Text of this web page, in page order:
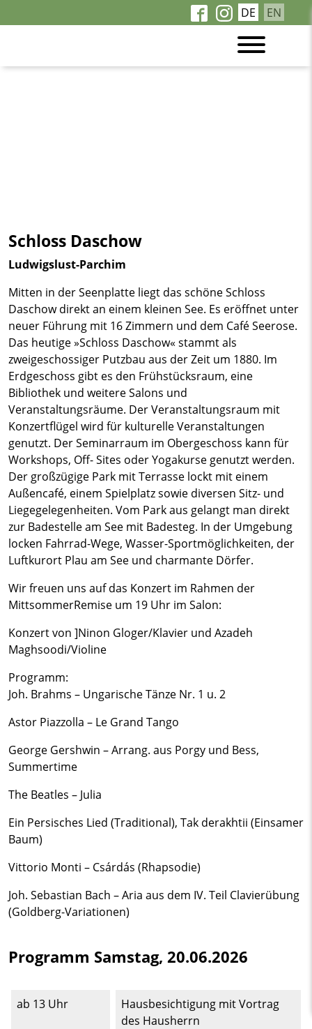
DE EN
Schloss Daschow
Ludwigslust-Parchim
Mitten in der Seenplatte liegt das schöne Schloss
Daschow direkt an einem kleinen See. Es eröffnet unter
neuer Führung mit 16 Zimmern und dem Café Seerose.
Das heutige »Schloss Daschow« stammt als
zweigeschossiger Putzbau aus der Zeit um 1880. Im
Erdgeschoss gibt es den Frühstücksraum, eine
Bibliothek und weitere Salons und
Veranstaltungsräume. Der Veranstaltungsraum mit
Konzertflügel wird für kulturelle Veranstaltungen
genutzt. Der Seminarraum im Obergeschoss kann für
Workshops, Off- Sites oder Yogakurse genutzt werden.
Der großzügige Park mit Terrasse lockt mit einem
Außencafé, einem Spielplatz sowie diversen Sitz- und
Liegegelegenheiten. Vom Park aus gelangt man direkt
zur Badestelle am See mit Badesteg. In der Umgebung
locken Fahrrad-Wege, Wasser-Sportmöglichkeiten, der
Luftkurort Plau am See und charmante Dörfer.
Wir freuen uns auf das Konzert im Rahmen der
MittsommerRemise um 19 Uhr im Salon:
Konzert von ]Ninon Gloger/Klavier und Azadeh
Maghsoodi/Violine
Programm:
Joh. Brahms – Ungarische Tänze Nr. 1 u. 2
Astor Piazzolla – Le Grand Tango
George Gershwin – Arrang. aus Porgy und Bess,
Summertime
The Beatles – Julia
Ein Persisches Lied (Traditional), Tak derakhtii (Einsamer
Baum)
Vittorio Monti – Csárdás (Rhapsodie)
Joh. Sebastian Bach – Aria aus dem IV. Teil Clavierübung
(Goldberg-Variationen)
Programm Samstag, 20.06.2026
ab 13 Uhr
Hausbesichtigung mit Vortrag
des Hausherrn